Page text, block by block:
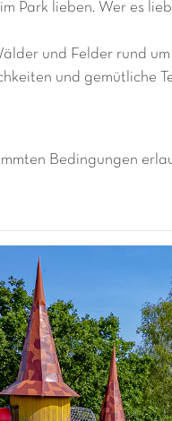
Park lieben. Wer es
und Felder rund
und gemütliche
Bedingungen